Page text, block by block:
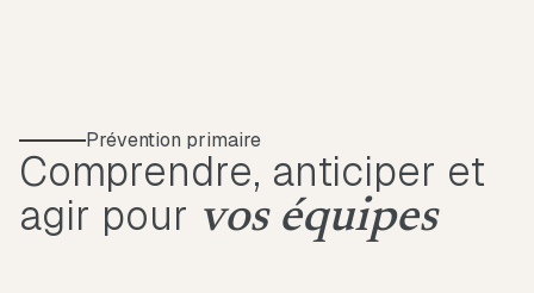
Prévention primaire
Comprendre, anticiper et
agir pour vos équipes